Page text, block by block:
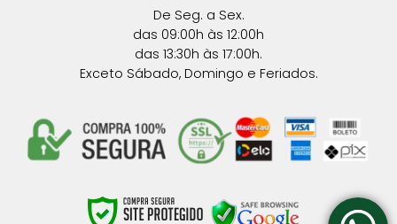
De Seg. a Sex.
das 09:00h às 12:00h
das 13:30h às 17:00h.
Exceto Sábado, Domingo e Feriados.